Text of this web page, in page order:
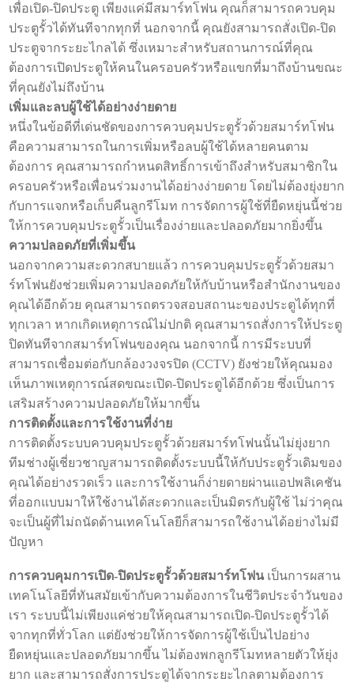
เพื่อเปิด-ปิดประตู เพียงแค่มีสมาร์ทโฟน คุณก็สามารถควบคุม
ประตูรั้วได้ทันทีจากทุกที่ นอกจากนี้ คุณยังสามารถสั่งเปิด-ปิด
ประตูจากระยะไกลได้ ซึ่งเหมาะสำหรับสถานการณ์ที่คุณ
ต้องการเปิดประตูให้คนในครอบครัวหรือแขกที่มาถึงบ้านขณะ
ที่คุณยังไม่ถึงบ้าน
เพิ่มและลบผู้ใช้ได้อย่างง่ายดาย
หนึ่งในข้อดีที่เด่นชัดของการควบคุมประตูรั้วด้วยสมาร์ทโฟน
คือความสามารถในการเพิ่มหรือลบผู้ใช้ได้หลายคนตาม
ต้องการ คุณสามารถกำหนดสิทธิ์การเข้าถึงสำหรับสมาชิกใน
ครอบครัวหรือเพื่อนร่วมงานได้อย่างง่ายดาย โดยไม่ต้องยุ่งยาก
กับการแจกหรือเก็บคืนลูกรีโมท การจัดการผู้ใช้ที่ยืดหยุ่นนี้ช่วย
ให้การควบคุมประตูรั้วเป็นเรื่องง่ายและปลอดภัยมากยิ่งขึ้น
ความปลอดภัยที่เพิ่มขึ้น
นอกจากความสะดวกสบายแล้ว การควบคุมประตูรั้วด้วยสมา
ร์ทโฟนยังช่วยเพิ่มความปลอดภัยให้กับบ้านหรือสำนักงานของ
คุณได้อีกด้วย คุณสามารถตรวจสอบสถานะของประตูได้ทุกที่
ทุกเวลา หากเกิดเหตุการณ์ไม่ปกติ คุณสามารถสั่งการให้ประตู
ปิดทันทีจากสมาร์ทโฟนของคุณ นอกจากนี้ การมีระบบที่
สามารถเชื่อมต่อกับกล้องวงจรปิด (CCTV) ยังช่วยให้คุณมอง
เห็นภาพเหตุการณ์สดขณะเปิด-ปิดประตูได้อีกด้วย ซึ่งเป็นการ
เสริมสร้างความปลอดภัยให้มากขึ้น
การติดตั้งและการใช้งานที่ง่าย
การติดตั้งระบบควบคุมประตูรั้วด้วยสมาร์ทโฟนนั้นไม่ยุ่งยาก
ทีมช่างผู้เชี่ยวชาญสามารถติดตั้งระบบนี้ให้กับประตูรั้วเดิมของ
คุณได้อย่างรวดเร็ว และการใช้งานก็ง่ายดายผ่านแอปพลิเคชัน
ที่ออกแบบมาให้ใช้งานได้สะดวกและเป็นมิตรกับผู้ใช้ ไม่ว่าคุณ
จะเป็นผู้ที่ไม่ถนัดด้านเทคโนโลยีก็สามารถใช้งานได้อย่างไม่มี
ปัญหา
การควบคุมการเปิด-ปิดประตูรั้วด้วยสมาร์ทโฟน เป็นการผสาน
เทคโนโลยีที่ทันสมัยเข้ากับความต้องการในชีวิตประจำวันของ
เรา ระบบนี้ไม่เพียงแค่ช่วยให้คุณสามารถเปิด-ปิดประตูรั้วได้
จากทุกที่ทั่วโลก แต่ยังช่วยให้การจัดการผู้ใช้เป็นไปอย่าง
ยืดหยุ่นและปลอดภัยมากขึ้น ไม่ต้องพกลูกรีโมทหลายตัวให้ยุ่ง
ยาก และสามารถสั่งการประตูได้จากระยะไกลตามต้องการ